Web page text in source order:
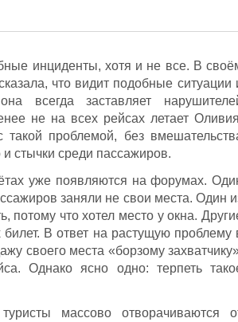
инциденты, хотя и не все. В
что видит подобные ситуации
всегда заставляет
не на всех рейсах летает
проблемой, без
стычки среди пассажиров.
уже появляются на форумах.
заняли не свои места. Один
потому что хотел место у окна.
билет. В ответ на растущую проблему
своего места «борзому
Однако ясно одно: терпеть
массово отворачиваются